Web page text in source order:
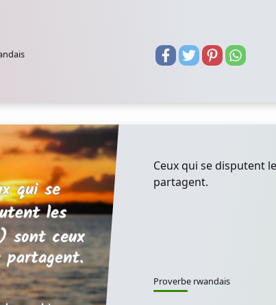
Ceux qui se disputent
partagent.
Proverbe rwandais